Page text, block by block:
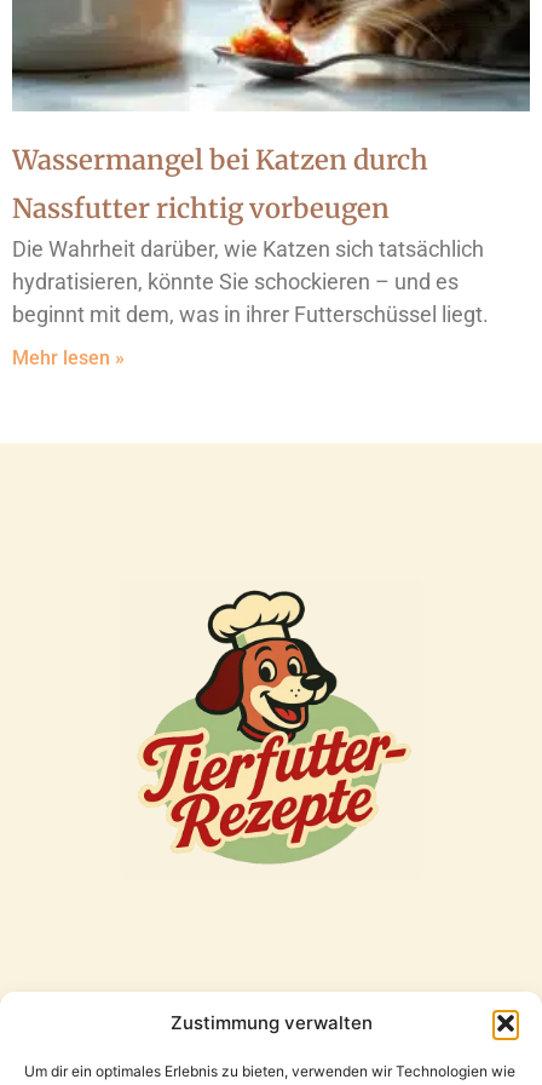
Zustimmung verwalten
Um dir ein optimales Erlebnis zu bieten, verwenden wir Technologien wie
Wassermangel bei Katzen durch
Nassfutter richtig vorbeugen
Die Wahrheit darüber, wie Katzen sich tatsächlich
hydratisieren, könnte Sie schockieren – und es
beginnt mit dem, was in ihrer Futterschüssel liegt.
Mehr lesen »
Freunde